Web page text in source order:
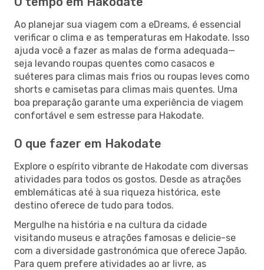
Ao planejar sua viagem com a eDreams, é essencial
verificar o clima e as temperaturas em Hakodate. Isso
ajuda você a fazer as malas de forma adequada—
seja levando roupas quentes como casacos e
suéteres para climas mais frios ou roupas leves como
shorts e camisetas para climas mais quentes. Uma
boa preparação garante uma experiência de viagem
confortável e sem estresse para Hakodate.
O que fazer em Hakodate
Explore o espírito vibrante de Hakodate com diversas
atividades para todos os gostos. Desde as atrações
emblemáticas até à sua riqueza histórica, este
destino oferece de tudo para todos.
Mergulhe na história e na cultura da cidade
visitando museus e atrações famosas e delicie-se
com a diversidade gastronómica que oferece Japão.
Para quem prefere atividades ao ar livre, as